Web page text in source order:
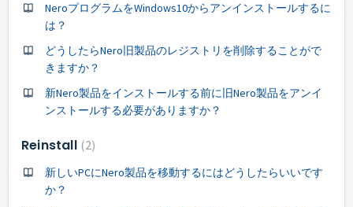
NeroプログラムをWindows10からアンインストールするに
は？
どうしたらNero旧製品のレジストリを削除することがで
きますか？
新Nero製品をインストールする前に旧Nero製品をアンイ
ンストールする必要がありますか？
Reinstall 2
新しいPCにNero製品を移動するにはどうしたらいいです
か？